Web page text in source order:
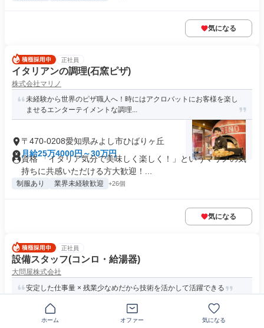
気になる
正社員
イタリアンの調理(石窯ピザ)
株式会社マリノ
未経験から世界のピザ職人へ！時にはアクロバットにお客様を楽し
ませるエンターテイメントな調理...
〒470-0208愛知県みよし市ひばりヶ丘
月給25万4000円～30万円
資格 「イタリア気分で美味しく楽しく！」というマリノの気
持ちに共感いただける方大歓迎！...
制服あり 業界未経験歓迎 +26個
気になる
正社員
設備スタッフ(コンロ・給湯器)
大問屋株式会社
安定した仕事量 × 残業少なめだから技術を活かして活躍できる
〒470-0224愛知県みよし市三好町
ホーム オファー 気になる